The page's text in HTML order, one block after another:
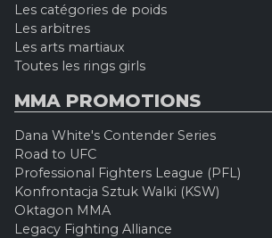
Les catégories de poids
Les arbitres
Les arts martiaux
Toutes les rings girls
MMA PROMOTIONS
Dana White's Contender Series
Road to UFC
Professional Fighters League (PFL)
Konfrontacja Sztuk Walki (KSW)
Oktagon MMA
Legacy Fighting Alliance